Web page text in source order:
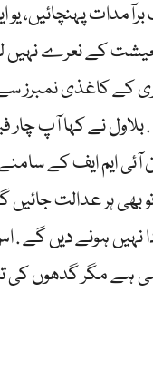
کے نعرے نہیں
کاغذی نمبرز سے
. بلاول نے کہا آپ
آئی ایم ایف کے
بھی ہر عدالت
نہیں ہونے دیں گے
ہے مگر گدھوں